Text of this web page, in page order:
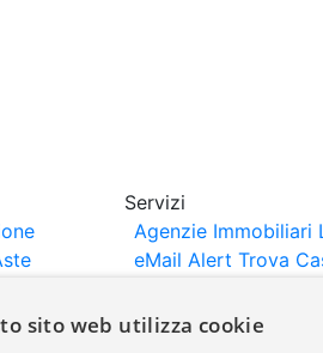
Servizi
Agenzie Immobiliari
eMail Alert Trova
sito web utilizza cookie